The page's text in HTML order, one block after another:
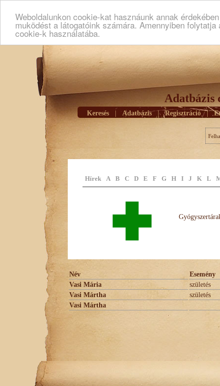
Weboldalunkon cookie-kat hasznáunk annak
muködést a látogatóink számára. Amennyiben
cookie-k használatába.
Adatbázis
Keresés Adatbázis | Regisztráció |
Hírek A B C D E F G H I J K L
Név
Esemény
Vasi Mária
születés
Vasi Mártha
születés
Vasi Mártha